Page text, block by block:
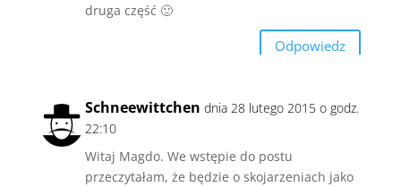
druga część 🙂
Odpowiedz
Schneewittchen dnia 28 lutego 2015 o godz.
22:10
Witaj Magdo. We wstępie do postu
przeczytałam, że będzie o skojarzeniach jako